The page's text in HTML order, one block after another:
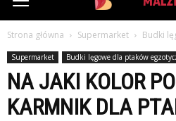
Strona główna Supermarket Budki
Supermarket Budki lęgowe dla ptaków
NA JAKI KOLOR
KARMNIK DLA